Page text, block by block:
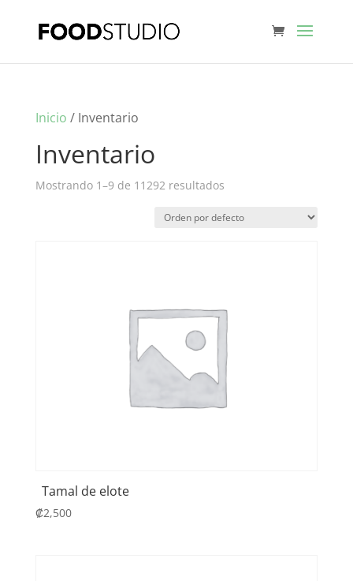
Inicio / Inventario
Inventario
Mostrando 1–9 de 11292 resultados
Tamal de elote
₡2,500